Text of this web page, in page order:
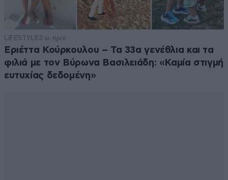
LIFESTYLE2 ω. πριν
Εριέττα Κούρκουλου – Τα 33α γενέθλια και τα
φιλιά με τον Βύρωνα Βασιλειάδη: «Καμία στιγμή
ευτυχίας δεδομένη»